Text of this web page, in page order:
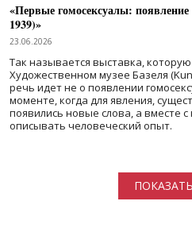
«Первые гомосексуалы:
1939)»
23.06.2026
Так называется выставка,
Художественном музее Базеля
речь идет не о появлении
моменте, когда для явления,
появились новые слова, а вместе
описывать человеческий опыт.